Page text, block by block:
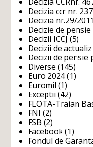
Decizia ccr nr.
Decizia nr.29/
Decizie de
Decizii ICCJ (5)
Decizii de
Decizii de pensie
Diverse (145)
Euro 2024(1)
Euromil (1)
Exceptii (42)
FLOTA-Traian
FNI (2)
FSB (2)
Facebook (1)
Fondul de